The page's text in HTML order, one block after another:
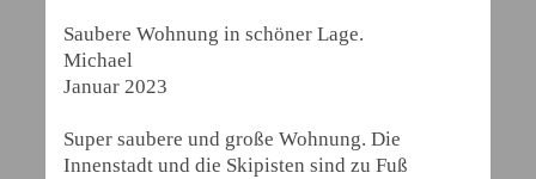
Saubere Wohnung in schöner Lage.
Michael
Januar 2023
Super saubere und große Wohnung. Die
Innenstadt und die Skipisten sind zu Fuß